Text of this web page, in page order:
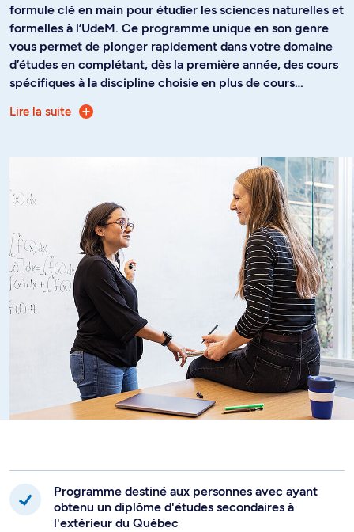
formule clé en main pour étudier les sciences naturelles et
formelles à l’UdeM. Ce programme unique en son genre
vous permet de plonger rapidement dans votre domaine
d’études en complétant, dès la première année, des cours
spécifiques à la discipline choisie en plus de cours
préparatoires. Et la bonne nouvelle? Ce cheminement
nécessite une seule demande d’admission.
Notez que les programmes contingentés, soit ceux pour
Si vous désirez accéder à un programme qui n’est pas
offert en cheminement 4 ans, vous devez déposer une
demande d’admission pour l'année préparatoire, puis
déposer une seconde demande d’admission pour le
programme disciplinaire souhaité.
Lire la suite
Programme destiné aux personnes avec ayant
obtenu un diplôme d'études secondaires à
l'extérieur du Québec